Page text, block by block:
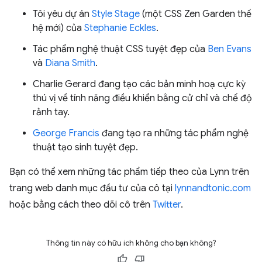
Tôi yêu dự án Style Stage (một CSS Zen Garden thế
hệ mới) của Stephanie Eckles.
Tác phẩm nghệ thuật CSS tuyệt đẹp của Ben Evans
và Diana Smith.
Charlie Gerard đang tạo các bản minh hoạ cực kỳ
thú vị về tính năng điều khiển bằng cử chỉ và chế độ
rảnh tay.
George Francis đang tạo ra những tác phẩm nghệ
thuật tạo sinh tuyệt đẹp.
Bạn có thể xem những tác phẩm tiếp theo của Lynn trên
trang web danh mục đầu tư của cô tại lynnandtonic.com
hoặc bằng cách theo dõi cô trên Twitter.
Thông tin này có hữu ích không cho bạn không?